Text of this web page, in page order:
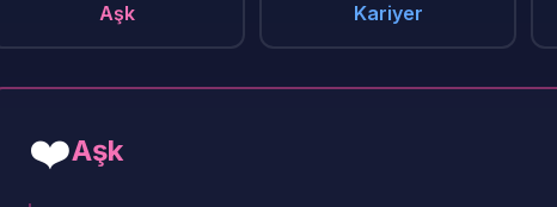
Aşk Kariyer
❤️Aşk